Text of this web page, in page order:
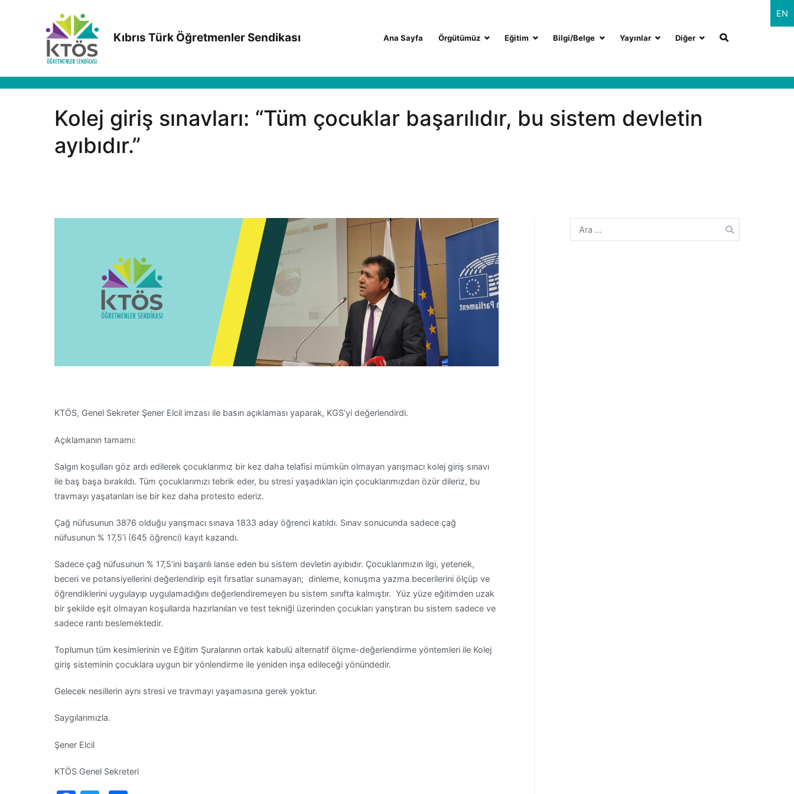
EN
Kıbrıs Türk Öğretmenler Sendikası Ana Sayfa Örgütümüz Eğitim Bilgi/Belge Yayınlar Diğer
Kolej giriş sınavları: “Tüm çocuklar başarılıdır, bu sistem devletin
ayıbıdır.”
KTÖS, Genel Sekreter Şener Elcil imzası ile basın açıklaması yaparak, KGS’yi değerlendirdi.
Açıklamanın tamamı:
Salgın koşulları göz ardı edilerek çocuklarımız bir kez daha telafisi mümkün olmayan yarışmacı kolej giriş sınavı
ile baş başa bırakıldı. Tüm çocuklarımızı tebrik eder, bu stresi yaşadıkları için çocuklarımızdan özür dileriz, bu
travmayı yaşatanları ise bir kez daha protesto ederiz.
Çağ nüfusunun 3876 olduğu yarışmacı sınava 1833 aday öğrenci katıldı. Sınav sonucunda sadece çağ
nüfusunun % 17,5’i (645 öğrenci) kayıt kazandı.
Sadece çağ nüfusunun % 17,5’ini başarılı lanse eden bu sistem devletin ayıbıdır. Çocuklarımızın ilgi, yetenek,
beceri ve potansiyellerini değerlendirip eşit fırsatlar sunamayan; dinleme, konuşma yazma becerilerini ölçüp ve
öğrendiklerini uygulayıp uygulamadığını değerlendiremeyen bu sistem sınıfta kalmıştır. Yüz yüze eğitimden uzak
bir şekilde eşit olmayan koşullarda hazırlanılan ve test tekniği üzerinden çocukları yarıştıran bu sistem sadece ve
sadece rantı beslemektedir.
Toplumun tüm kesimlerinin ve Eğitim Şuralarının ortak kabulü alternatif ölçme-değerlendirme yöntemleri ile Kolej
giriş sisteminin çocuklara uygun bir yönlendirme ile yeniden inşa edileceği yönündedir.
Gelecek nesillerin aynı stresi ve travmayı yaşamasına gerek yoktur.
Saygılarımızla.
Şener Elcil
KTÖS Genel Sekreteri
Arama: